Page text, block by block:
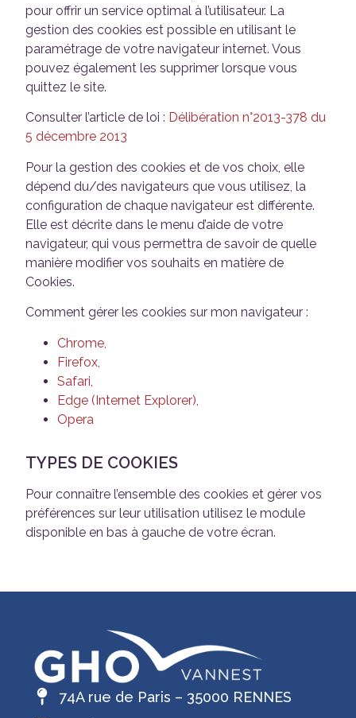
pour offrir un service optimal à l’utilisateur. La
gestion des cookies est possible en utilisant le
paramétrage de votre navigateur internet. Vous
pouvez également les supprimer lorsque vous
quittez le site.
Consulter l’article de loi : Délibération n°2013-378 du
5 décembre 2013
Pour la gestion des cookies et de vos choix, elle
dépend du/des navigateurs que vous utilisez, la
configuration de chaque navigateur est différente.
Elle est décrite dans le menu d’aide de votre
navigateur, qui vous permettra de savoir de quelle
manière modifier vos souhaits en matière de
Cookies.
Comment gérer les cookies sur mon navigateur :
Chrome,
Firefox,
Safari,
Edge (Internet Explorer),
Opera
TYPES DE COOKIES
Pour connaître l’ensemble des cookies et gérer vos
préférences sur leur utilisation utilisez le module
disponible en bas à gauche de votre écran.
74A rue de Paris – 35000 RENNES